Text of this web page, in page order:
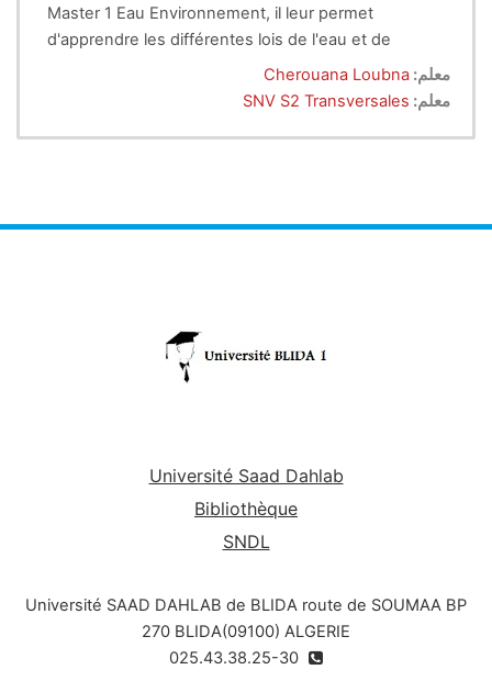
Master 1 Eau Environnement, il leur permet
d'apprendre les différentes lois de l'eau et de
l'environnement mises par l'état afin de les
معلم: Cherouana Loubna
معلم: SNV S2 Transversales
Université Saad Dahlab
Bibliothèque
SNDL
Université SAAD DAHLAB de BLIDA route de SOUMAA BP
270 BLIDA(09100) ALGERIE